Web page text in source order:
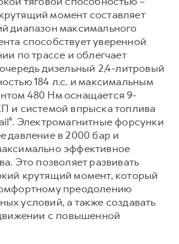
момент составляет
диапазон максимального
способствует уверенной
по трассе и облегчает
дизельный 2,4-литровый
184 л.с. и максимальным
480 Нм оснащается 9-
и системой впрыска топлива
Электромагнитные форсунки
давление в 2000 бар и
эффективное
Это позволяет развивать
крутящий момент, который
преодолению
условий, а также создавать
с повышенной